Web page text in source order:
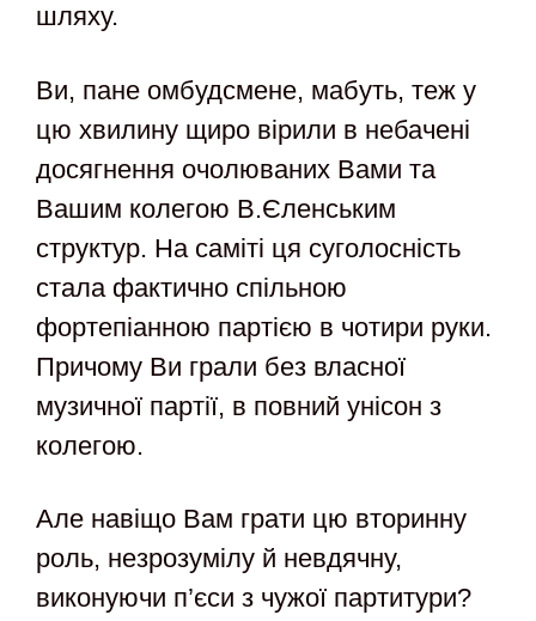
шляху.
Ви, пане омбудсмене, мабуть, теж у
цю хвилину щиро вірили в небачені
досягнення очолюваних Вами та
Вашим колегою В.Єленським
структур. На саміті ця суголосність
стала фактично спільною
фортепіанною партією в чотири руки.
Причому Ви грали без власної
музичної партії, в повний унісон з
колегою.
Але навіщо Вам грати цю вторинну
роль, незрозумілу й невдячну,
виконуючи п’єси з чужої партитури?